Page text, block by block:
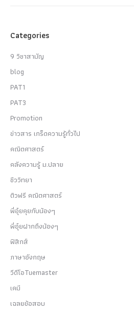
Categories
9 วิชาสามัญ
blog
PAT1
PAT3
Promotion
ข่าวสาร เกร็ดความรู้ทั่วไป
คณิตศาสตร์
คลังความรู้ ม.ปลาย
ชีววิทยา
ติวฟรี คณิตศาสตร์
พี่อุ๋ยคุยกับน้องๆ
พี่อุ๋ยฝากถึงน้องๆ
ฟิสิกส์
ภาษาอังกฤษ
วีดีโอTuemaster
เคมี
เฉลยข้อสอบ